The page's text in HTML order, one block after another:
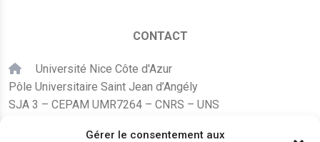
Gérer le consentement aux
CONTACT
Université Nice Côte d'Azur
Pôle Universitaire Saint Jean d’Angély
SJA 3 – CEPAM UMR7264 – CNRS – UNS